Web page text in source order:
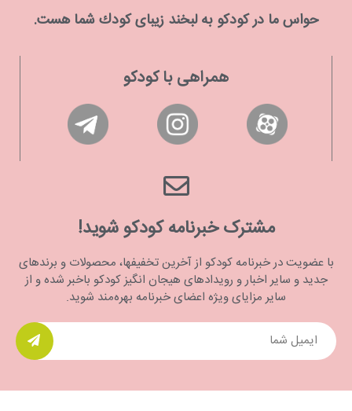
حواس ما در كودكو به لبخند زیبای كودك شما هست.
همراهی با کودکو
مشترک خبرنامه کودکو شوید!
با عضویت در خبرنامه کودکو از آخرین تخفیفها، محصولات و برندهای
جدید و سایر اخبار و رویدادهای هیجان انگیز کودکو باخبر شده و از
سایر مزایای ویژه اعضای خبرنامه بهره‌مند شوید.